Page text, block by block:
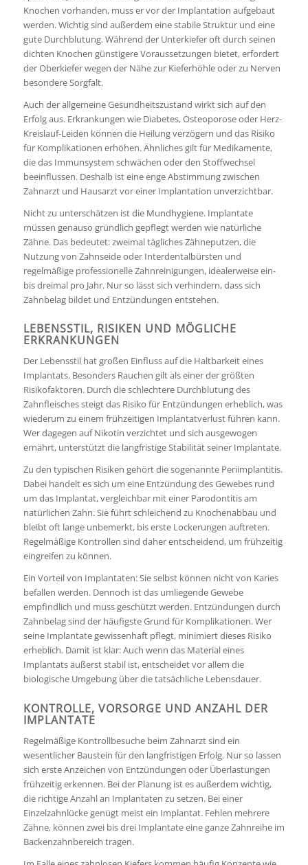
Knochen vorhanden, muss er vor der Implantation aufgebaut
werden. Wichtig sind außerdem eine stabile Struktur und eine
gute Durchblutung. Während der Unterkiefer oft durch seinen
dichten Knochen günstigere Voraussetzungen bietet, erfordert
der Oberkiefer wegen der Nähe zur Kieferhöhle oder zu Nerven
besondere Sorgfalt.
Auch der allgemeine Gesundheitszustand wirkt sich auf den
Erfolg aus. Erkrankungen wie Diabetes, Osteoporose oder Herz-
Kreislauf-Leiden können die Heilung verzögern und das Risiko
für Komplikationen erhöhen. Ähnliches gilt für Medikamente,
die das Immunsystem schwächen oder den Stoffwechsel
beeinflussen. Deshalb ist eine enge Abstimmung zwischen
Zahnarzt und Hausarzt vor einer Implantation unverzichtbar.
Nicht zu unterschätzen ist die Mundhygiene. Implantate
müssen genauso gründlich gepflegt werden wie natürliche
Zähne. Das bedeutet: zweimal tägliches Zähneputzen, die
Nutzung von Zahnseide oder Interdentalbürsten und
regelmäßige professionelle Zahnreinigungen, idealerweise ein-
bis dreimal pro Jahr. Nur so lässt sich verhindern, dass sich
Zahnbelag bildet und Entzündungen entstehen.
LEBENSSTIL, RISIKEN UND MÖGLICHE
ERKRANKUNGEN
Der Lebensstil hat großen Einfluss auf die Haltbarkeit eines
Implantats. Besonders Rauchen gilt als einer der größten
Risikofaktoren. Durch die schlechtere Durchblutung des
Zahnfleisches steigt das Risiko für Entzündungen erheblich, was
wiederum zu einem frühzeitigen Implantatverlust führen kann.
Wer dagegen auf Nikotin verzichtet und sich ausgewogen
ernährt, unterstützt die langfristige Stabilität seiner Implantate.
Zu den typischen Risiken gehört die sogenannte Periimplantitis.
Dabei handelt es sich um eine Entzündung des Gewebes rund
um das Implantat, vergleichbar mit einer Parodontitis am
natürlichen Zahn. Sie führt schleichend zu Knochenabbau und
bleibt oft lange unbemerkt, bis erste Lockerungen auftreten.
Regelmäßige Kontrollen sind daher entscheidend, um frühzeitig
eingreifen zu können.
Ein Vorteil von Implantaten: Sie selbst können nicht von Karies
befallen werden. Dennoch ist das umliegende Gewebe
empfindlich und muss geschützt werden. Entzündungen durch
Zahnbelag sind der häufigste Grund für Komplikationen. Wer
seine Implantate gewissenhaft pflegt, minimiert dieses Risiko
erheblich. Damit ist klar: Auch wenn das Material eines
Implantats äußerst stabil ist, entscheidet vor allem die
biologische Umgebung über die tatsächliche Lebensdauer.
KONTROLLE, VORSORGE UND ANZAHL DER
IMPLANTATE
Regelmäßige Kontrollbesuche beim Zahnarzt sind ein
wesentlicher Baustein für den langfristigen Erfolg. Nur so lassen
sich erste Anzeichen von Entzündungen oder Überlastungen
frühzeitig erkennen. Bei der Planung ist es außerdem wichtig,
die richtige Anzahl an Implantaten zu setzen. Bei einer
Einzelzahnlücke genügt meist ein Implantat. Fehlen mehrere
Zähne, können zwei bis drei Implantate eine ganze Zahnreihe im
Backenzahnbereich tragen.